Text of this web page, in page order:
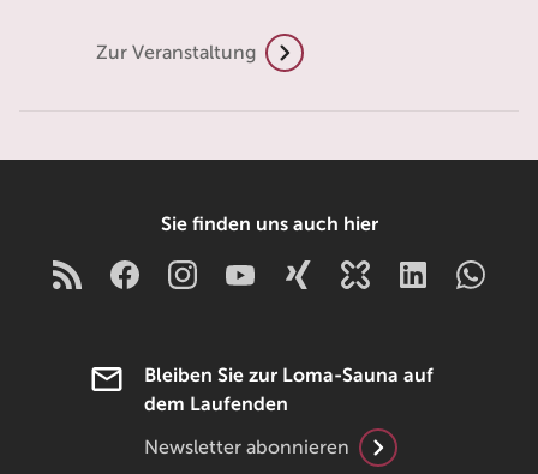
Zur Veranstaltung
Sie finden uns auch hier
Bleiben Sie zur Loma-Sauna auf
dem Laufenden
Newsletter abonnieren